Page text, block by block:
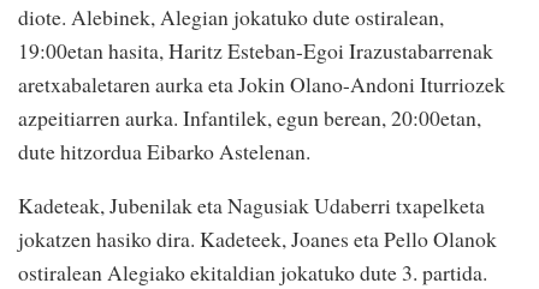
diote. Alebinek, Alegian jokatuko dute ostiralean,
19:00etan hasita, Haritz Esteban-Egoi Irazustabarrenak
aretxabaletaren aurka eta Jokin Olano-Andoni Iturriozek
azpeitiarren aurka. Infantilek, egun berean, 20:00etan,
dute hitzordua Eibarko Astelenan.
Kadeteak, Jubenilak eta Nagusiak Udaberri txapelketa
jokatzen hasiko dira. Kadeteek, Joanes eta Pello Olanok
ostiralean Alegiako ekitaldian jokatuko dute 3. partida.